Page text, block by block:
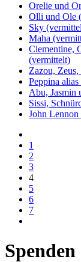
Orelie und
Olli und Ole
Sky
Maha
Clementine,
(vermittelt)
Zazou,
Peppina
Abu, Jasmin
Sissi,
John
1
2
3
4
5
6
7
Spenden